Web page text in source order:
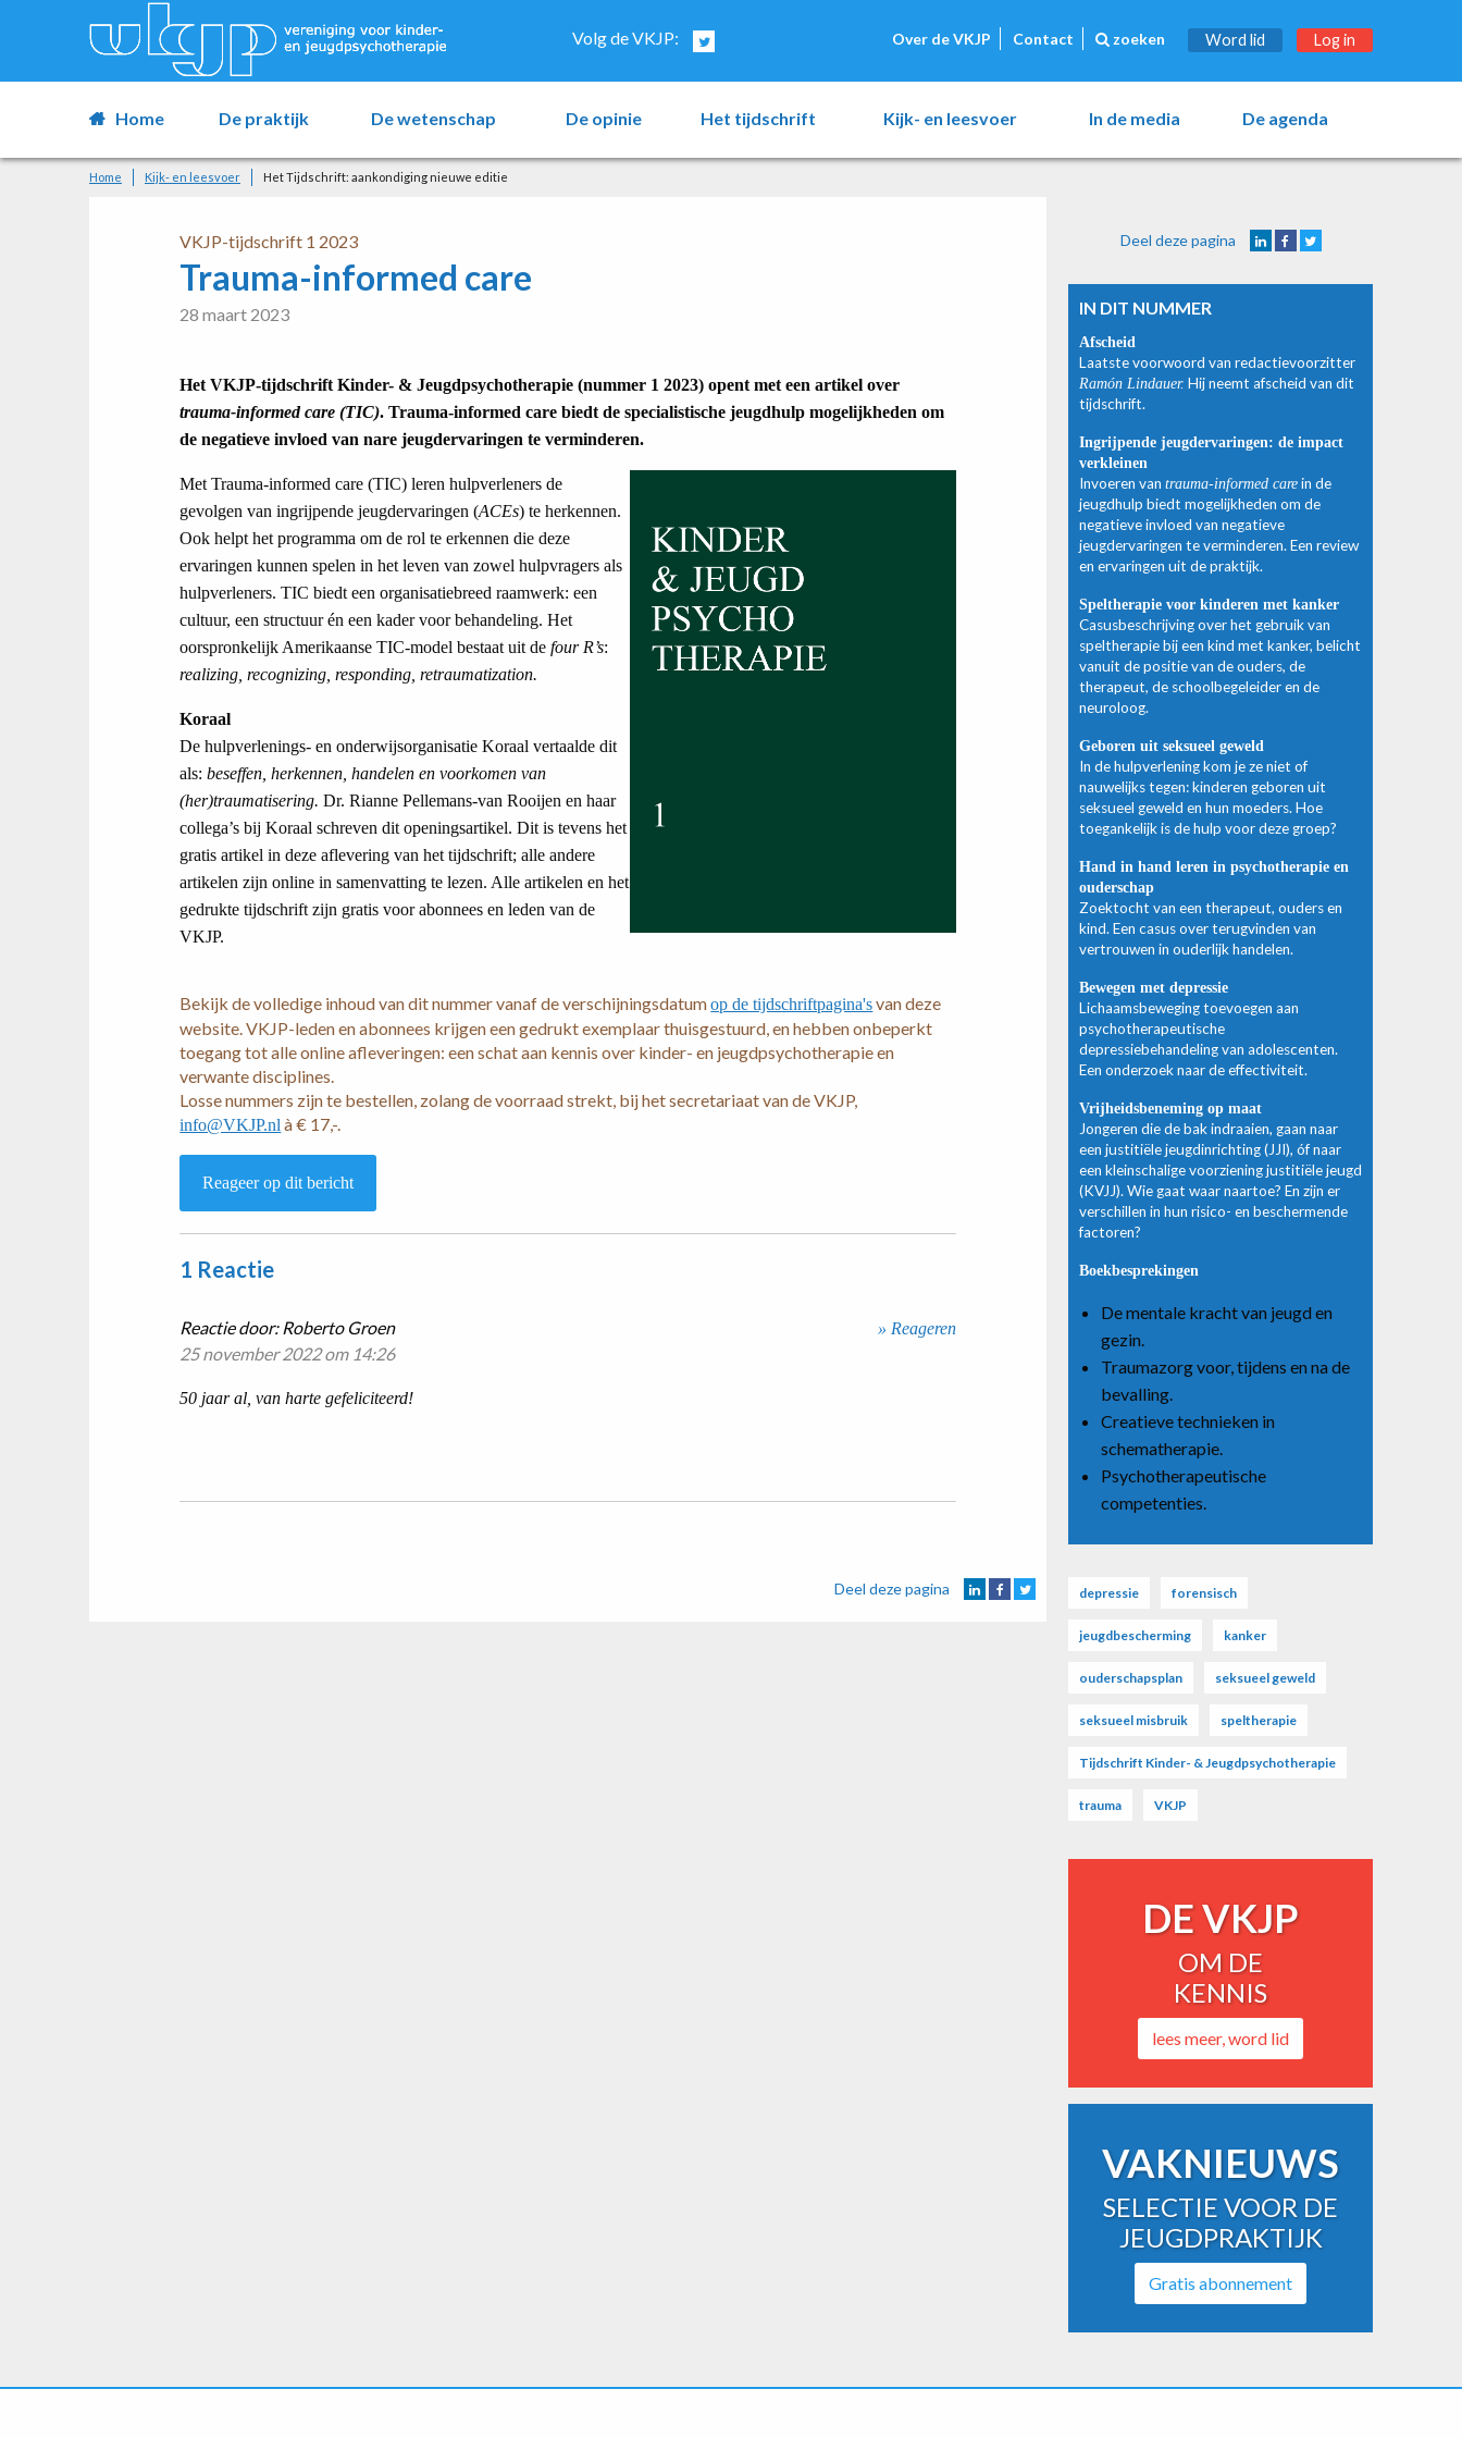
Over de VKJP Contact zoeken Word lid Log in
Volg de VKJP:
Home De praktijk De wetenschap De opinie Het tijdschrift Kijk- en leesvoer In de media De agenda
Home Kijk- en leesvoer Het Tijdschrift: aankondiging nieuwe editie
VKJP-tijdschrift 1 2023
Trauma-informed care
28 maart 2023
Het VKJP-tijdschrift Kinder- & Jeugdpsychotherapie (nummer 1 2023) opent met een artikel over
trauma-informed care (TIC). Trauma-informed care biedt de specialistische jeugdhulp mogelijkheden om
de negatieve invloed van nare jeugdervaringen te verminderen.
Met Trauma-informed care (TIC) leren hulpverleners de
gevolgen van ingrijpende jeugdervaringen (ACEs) te herkennen.
Ook helpt het programma om de rol te erkennen die deze
ervaringen kunnen spelen in het leven van zowel hulpvragers als
hulpverleners. TIC biedt een organisatiebreed raamwerk: een
cultuur, een structuur én een kader voor behandeling. Het
oorspronkelijk Amerikaanse TIC-model bestaat uit defour R’s:
realizing, recognizing, responding, retraumatization.
Koraal
De hulpverlenings- en onderwijsorganisatie Koraal vertaalde dit
als:beseffen, herkennen, handelen en voorkomen van
(her)traumatisering.Dr. Rianne Pellemans-van Rooijen en haar
collega’s bij Koraal schreven dit openingsartikel. Dit is tevens het
gratis artikel in deze aflevering van het tijdschrift; alle andere
artikelen zijn online in samenvatting te lezen. Alle artikelen en het
gedrukte tijdschrift zijn gratis voor abonnees en leden van de
VKJP.
Bekijk de volledige inhoud van dit nummer vanaf de verschijningsdatumop de tijdschriftpagina'svan deze
website. VKJP-leden en abonnees krijgen een gedrukt exemplaar thuisgestuurd, en hebben onbeperkt
toegang tot alle online afleveringen: een schat aan kennis over kinder- en jeugdpsychotherapie en
verwante disciplines.
Losse nummers zijn te bestellen, zolang de voorraad strekt, bij het secretariaat van de VKJP,
info@VKJP.nl à € 17,-.
Reageer op dit bericht
1 Reactie
Reactie door: Roberto Groen
25 november 2022 om 14:26
» Reageren
50 jaar al, van harte gefeliciteerd!
Deel deze pagina
Deel deze pagina
IN DIT NUMMER
Afscheid
Laatste voorwoord van redactievoorzitter
Ramón Lindauer. Hij neemt afscheid van dit
tijdschrift.
Ingrijpende jeugdervaringen: de impact
verkleinen
Invoeren van trauma-informed carein de
jeugdhulp biedt mogelijkheden om de
negatieve invloed van negatieve
jeugdervaringen te verminderen. Een review
en ervaringen uit de praktijk.
Speltherapie voor kinderen met kanker
Casusbeschrijving over het gebruik van
speltherapie bij een kind met kanker, belicht
vanuit de positie van de ouders, de
therapeut, de schoolbegeleider en de
neuroloog.
Geboren uit seksueel geweld
In de hulpverlening kom je ze niet of
nauwelijks tegen: kinderen geboren uit
seksueel geweld en hun moeders. Hoe
toegankelijk is de hulp voor deze groep?
Hand in hand leren in psychotherapie en
ouderschap
Zoektocht van een therapeut, ouders en
kind. Een casus over terugvinden van
vertrouwen in ouderlijk handelen.
Bewegen met depressie
Lichaamsbeweging toevoegen aan
psychotherapeutische
depressiebehandeling van adolescenten.
Een onderzoek naar de effectiviteit.
Vrijheidsbeneming op maat
Jongeren die de bak indraaien, gaan naar
een justitiële jeugdinrichting (JJI), óf naar
een kleinschalige voorziening justitiële jeugd
(KVJJ). Wie gaat waar naartoe? En zijn er
verschillen in hun risico- en beschermende
factoren?
Boekbesprekingen
De mentale kracht van jeugd en
gezin.
Traumazorg voor, tijdens en na de
bevalling.
Creatieve technieken in
schematherapie.
Psychotherapeutische
competenties.
depressie forensisch
jeugdbescherming kanker
ouderschapsplan seksueel geweld
seksueel misbruik speltherapie
Tijdschrift Kinder- & Jeugdpsychotherapie
trauma VKJP
DE VKJP
OM DE
KENNIS
lees meer, word lid
VAKNIEUWS
SELECTIE VOOR DE
JEUGDPRAKTIJK
Gratis abonnement